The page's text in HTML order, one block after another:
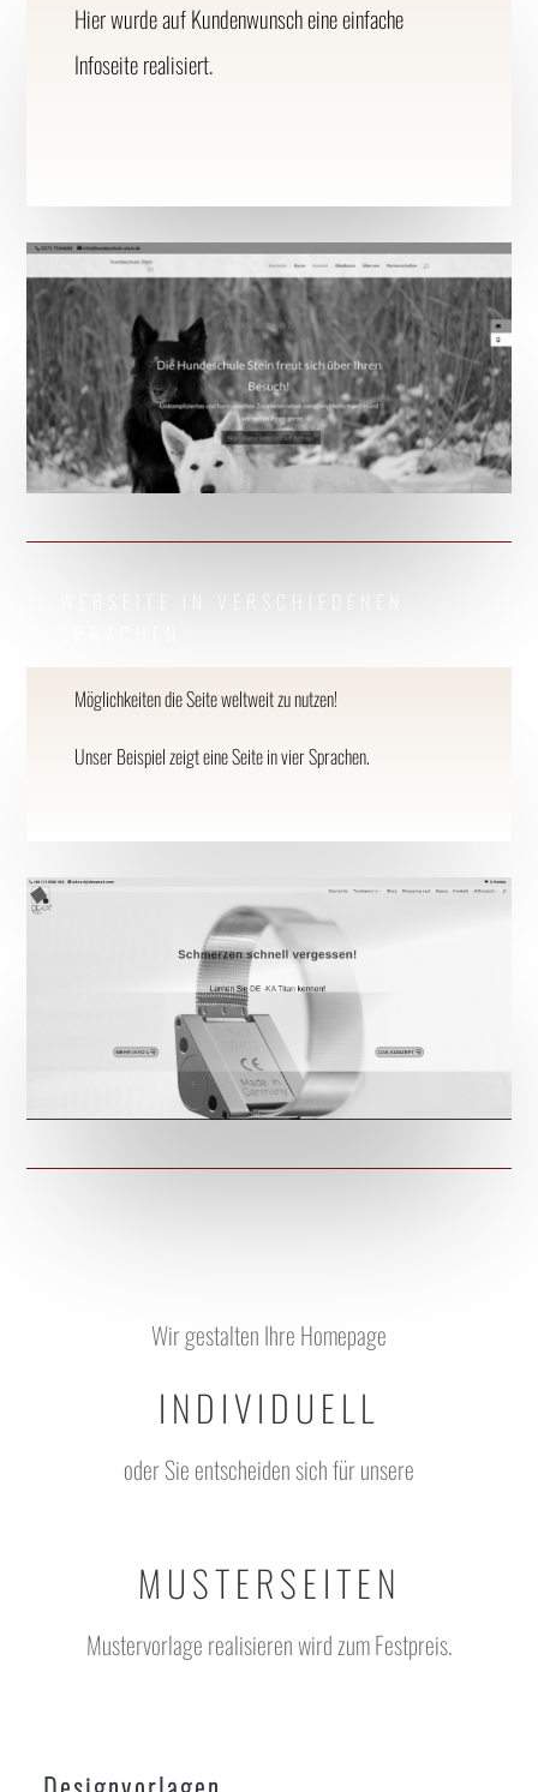
Hier wurde auf Kundenwunsch eine einfache
Infoseite realisiert.
WEBSEITE IN VERSCHIEDENEN
Möglichkeiten die Seite weltweit zu nutzen!
Unser Beispiel zeigt eine Seite in vier Sprachen.
Wir gestalten Ihre Homepage
INDIVIDUELL
oder Sie entscheiden sich für unsere
MUSTERSEITEN
Mustervorlage realisieren wird zum Festpreis.